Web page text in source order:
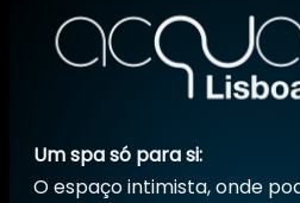
Um spa só para si:
O espaço intimista, onde